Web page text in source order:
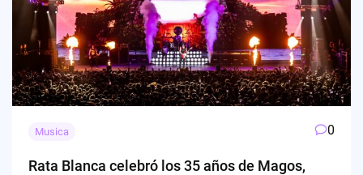
Musica 0
Rata Blanca celebró los 35 años de Magos,